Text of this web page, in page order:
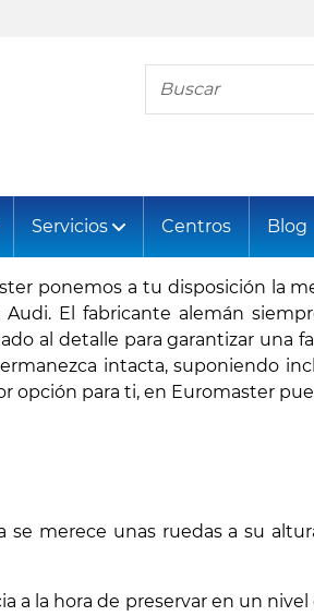
Busca tu
Servicios Centros Blog
ponemos a tu disposición la
El fabricante alemán
al detalle para garantizar una
intacta, suponiendo
opción para ti, en Euromaster
merece unas ruedas a su
a la hora de preservar en un